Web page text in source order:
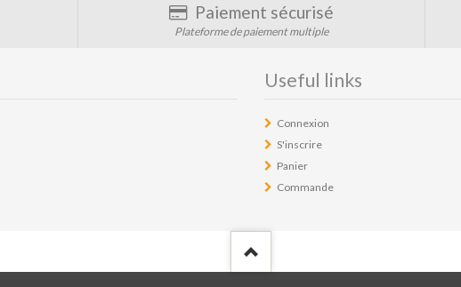
Paiement sécurisé
Plateforme de paiement multiple
Useful links
Connexion
S'inscrire
Panier
Commande